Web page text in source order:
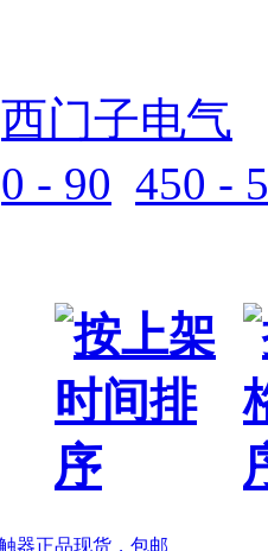
西门子电气
0 - 90 450 -